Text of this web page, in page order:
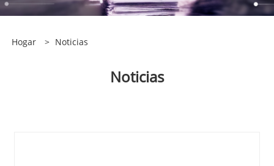
Hogar > Noticias
Noticias